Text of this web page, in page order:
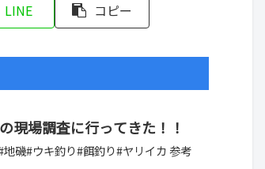
LINE コピー
現場調査に行ってきた！！
磯#ウキ釣り#餌釣り#ヤリイカ 参考